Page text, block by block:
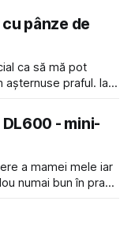
principal și e
pânze de
ca să mă pot
praful. Iar
joc lansat
- mini-
a mamei mele iar
numai bun în prag
prea scump și